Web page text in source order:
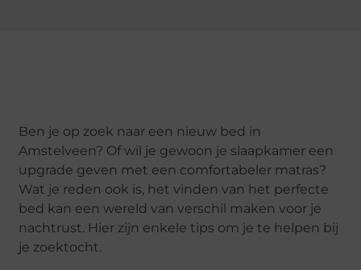
Ben je op zoek naar een nieuw bed in
Amstelveen? Of wil je gewoon je slaapkamer een
upgrade geven met een comfortabeler matras?
Wat je reden ook is, het vinden van het perfecte
bed kan een wereld van verschil maken voor je
nachtrust. Hier zijn enkele tips om je te helpen bij
je zoektocht.